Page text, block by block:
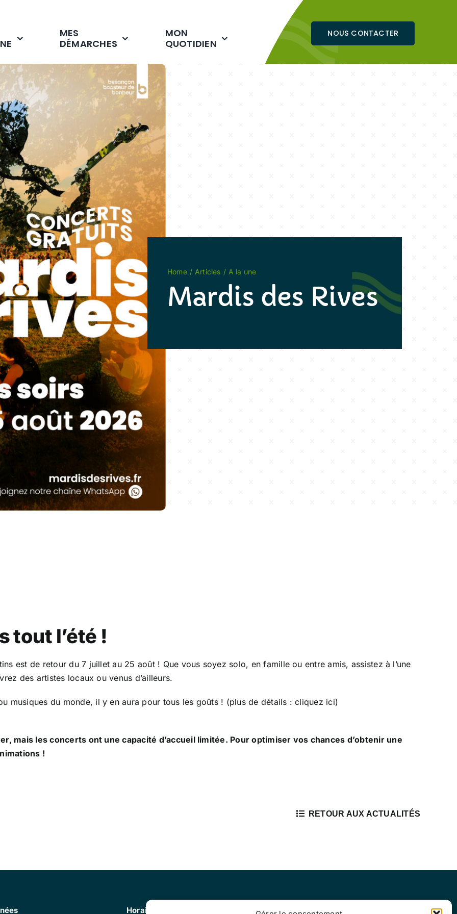
MES
DÉMARCHES
MON
QUOTIDIEN
NOUS CONTACTER
Home Articles A la une
Mardis des Rives
tout l’été !
est de retour du 7 juillet au 25 août ! Que vous soyez solo, en famille ou entre amis, assistez à l’une
des artistes locaux ou venus d’ailleurs.
musiques du monde, il y en aura pour tous les goûts ! (plus de détails :cliquez ici)
mais les concerts ont une capacité d’accueil limitée. Pour optimiser vos chances d’obtenir une
!
RETOUR AUX ACTUALITÉS
Horaires